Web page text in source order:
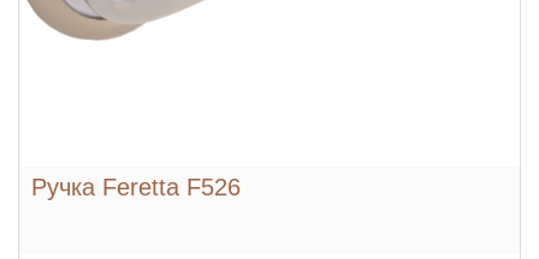
Ручка Feretta F526